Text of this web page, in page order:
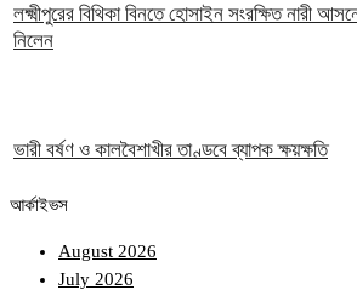
লক্ষ্মীপুরের বিথিকা বিনতে হোসাইন সংরক্ষিত নারী
নিলেন
ভারী বর্ষণ ও কালবৈশাখীর তাণ্ডবে ব্যাপক ক্ষয়ক্ষতি
আর্কাইভস
August 2026
July 2026